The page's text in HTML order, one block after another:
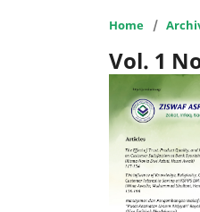
Home /
Vol. 1